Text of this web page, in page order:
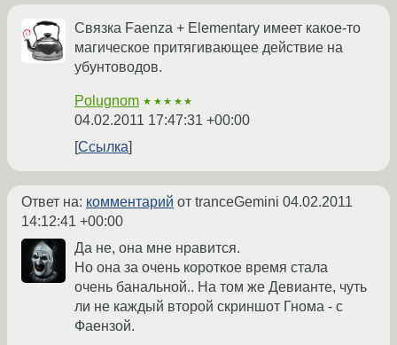
Связка Faenza + Elementary имеет какое-то
магическое притягивающее действие на
убунтоводов.
Polugnom ★★★★★
04.02.2011 17:47:31 +00:00
Ссылка
Ответ на: комментарий от tranceGemini 04.02.2011
14:12:41 +00:00
Да не, она мне нравится.
Но она за очень короткое время стала
очень банальной.. На том же Девианте, чуть
ли не каждый второй скриншот Гнома - с
Фаензой.